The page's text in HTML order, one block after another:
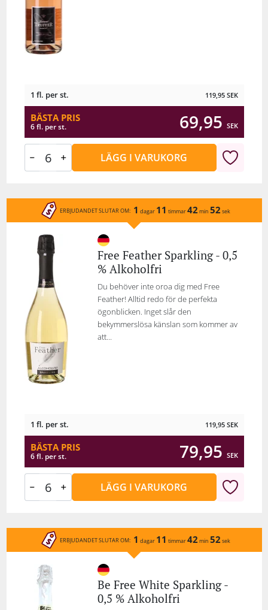
1 fl. per st. 119,95 SEK
BÄSTA PRIS
6 fl. per st. 69,95 SEK
LÄGG I VARUKORG
ERBJUDANDET SLUTAR OM: 1 dagar 11 timmar42 min 52 sek
Free Feather Sparkling - 0,5
% Alkoholfri
Du behöver inte oroa dig med Free
Feather! Alltid redo för de perfekta
ögonblicken. Inget slår den
bekymmerslösa känslan som kommer av
att...
1 fl. per st. 119,95 SEK
BÄSTA PRIS
6 fl. per st. 79,95 SEK
LÄGG I VARUKORG
ERBJUDANDET SLUTAR OM: 1 dagar 11 timmar42 min 52 sek
Be Free White Sparkling -
0,5 % Alkoholfri